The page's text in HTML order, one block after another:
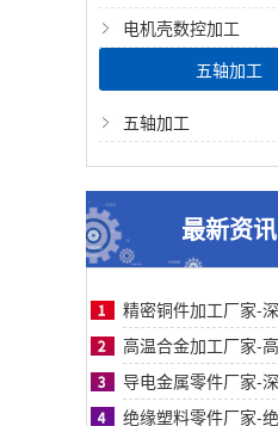
电机壳数控加工
五轴加工
五轴加工
最新资讯